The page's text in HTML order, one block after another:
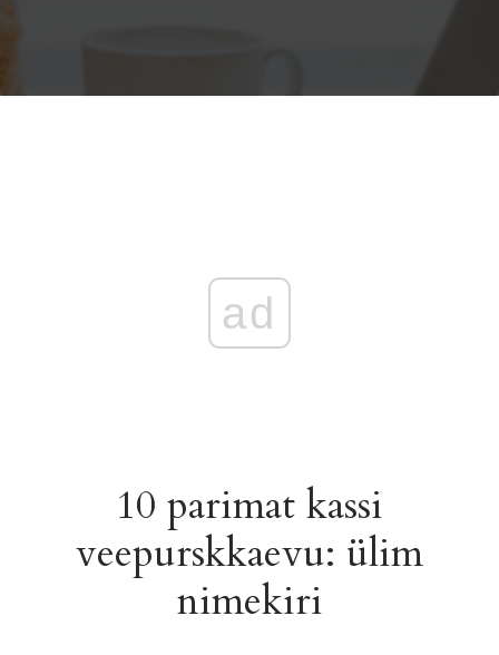
ad
10 parimat kassi
veepurskkaevu: ülim
nimekiri